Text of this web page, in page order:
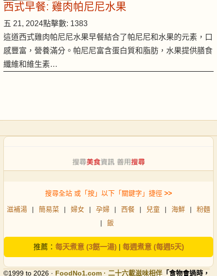
西式早餐: 雞肉帕尼尼水果
五 21, 2024點擊數: 1383
這道西式雞肉帕尼尼水果早餐結合了帕尼尼和水果的元素，口
感豐富，營養滿分。帕尼尼富含蛋白質和脂肪，水果提供膳食
纖維和維生素…
搜尋全站 或「按」以下「關鍵字」捷徑 >>
滋補湯 | 簡易菜 | 婦女 | 孕婦 | 西餐 | 兒童 | 海鮮 |
粉麵
|
飯
推薦： 每天煮意 (3餸一湯)| 每週煮意 (每週5天)
©1999 to 2026 · FoodNo1.com · 二十六載滋味相伴 「食物會過時，